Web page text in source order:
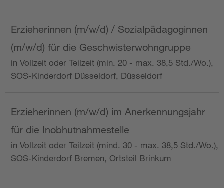
Erzieherinnen (m/w/d) / Sozialpädagoginnen
(m/w/d) für die Geschwisterwohngruppe
in Vollzeit oder Teilzeit (min. 20 - max. 38,5 Std./Wo.),
SOS-Kinderdorf Düsseldorf, Düsseldorf
Erzieherinnen (m/w/d) im Anerkennungsjahr
für die Inobhutnahmestelle
in Vollzeit oder Teilzeit (mind. 30 - max. 38,5 Std./Wo.),
SOS-Kinderdorf Bremen, Ortsteil Brinkum